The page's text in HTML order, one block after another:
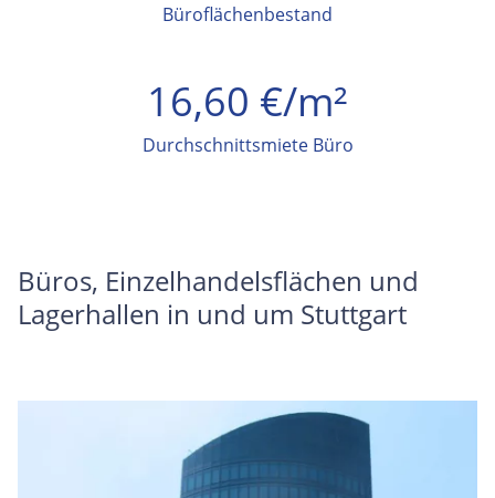
Büroflächenbestand
16,60 €/m²
Durchschnittsmiete Büro
Büros, Einzelhandelsflächen und
Lagerhallen in und um Stuttgart